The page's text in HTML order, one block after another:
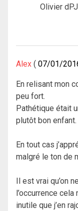
Olivier dPJ
Alex 07/01/
En relisant mon
peu fort.
Pathétique était
plutôt bon enfant.
En tout cas
malgré le ton de
Il est vrai qu’on
l’occurrence
inutile que j’en